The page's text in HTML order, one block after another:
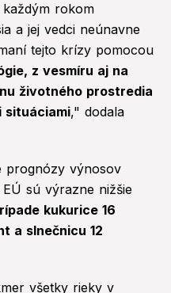
rokom
a jej vedci neúnavne
tejto krízy pomocou
z vesmíru aj na
životného prostredia
situáciami," dodala
prognózy výnosov
sú výrazne nižšie
kukurice 16
a slnečnicu 12
všetky rieky v